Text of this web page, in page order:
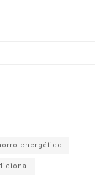
energético